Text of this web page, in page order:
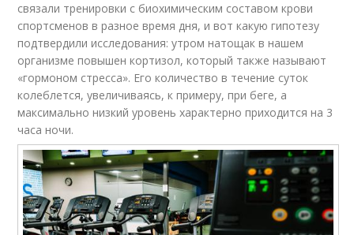
связали тренировки с биохимическим составом крови
спортсменов в разное время дня, и вот какую гипотезу
подтвердили исследования: утром натощак в нашем
организме повышен кортизол, который также называют
«гормоном стресса». Его количество в течение суток
колеблется, увеличиваясь, к примеру, при беге, а
максимально низкий уровень характерно приходится на 3
часа ночи.